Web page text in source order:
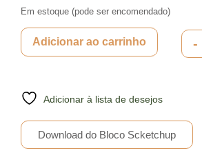
Em estoque (pode ser encomendado)
-
Adicionar ao carrinho
Adicionar à lista de desejos
Download do Bloco Scketchup